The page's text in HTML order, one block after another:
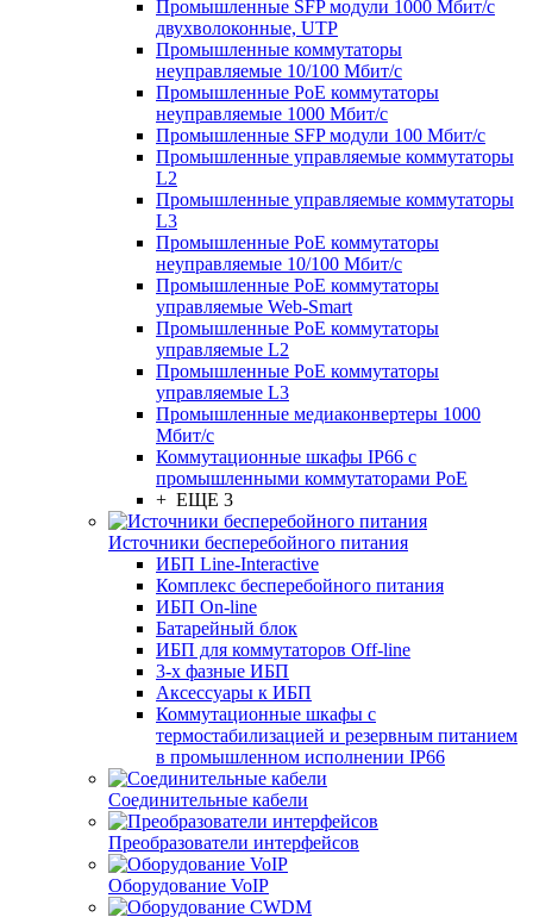
Промышленные SFP модули 1000 Мбит/c
двухволоконные, UTP
Промышленные коммутаторы
неуправляемые 10/100 Мбит/с
Промышленные PoE коммутаторы
неуправляемые 1000 Мбит/с
Промышленные SFP модули 100 Мбит/c
Промышленные управляемые коммутаторы
L2
Промышленные управляемые коммутаторы
L3
Промышленные PoE коммутаторы
неуправляемые 10/100 Мбит/с
Промышленные PoE коммутаторы
управляемые Web-Smart
Промышленные PoE коммутаторы
управляемые L2
Промышленные PoE коммутаторы
управляемые L3
Промышленные медиаконвертеры 1000
Мбит/с
Коммутационные шкафы IP66 c
промышленными коммутаторами PoE
+ ЕЩЕ 3
Источники бесперебойного питания
ИБП Line-Interactive
Комплекс бесперебойного питания
ИБП On-line
Батарейный блок
ИБП для коммутаторов Off-line
3-х фазные ИБП
Аксессуары к ИБП
Коммутационные шкафы с
термостабилизацией и резервным питанием
в промышленном исполнении IP66
Соединительные кабели
Преобразователи интерфейсов
Оборудование VoIP